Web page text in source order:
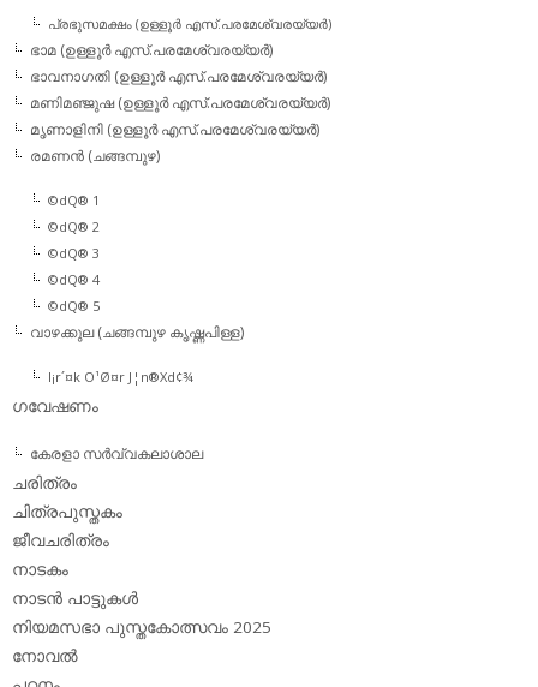
പ്രഭുസമക്ഷം (ഉള്ളൂര്‍ എസ്.പരമേശ്വരയ്യര്‍)
ഭാമ (ഉള്ളൂര്‍ എസ്.പരമേശ്വരയ്യര്‍)
ഭാവനാഗതി (ഉള്ളൂര്‍ എസ്.പരമേശ്വരയ്യര്‍)
മണിമഞ്ജുഷ (ഉള്ളൂര്‍ എസ്.പരമേശ്വരയ്യര്‍)
മൃണാളിനി (ഉള്ളൂര്‍ എസ്.പരമേശ്വരയ്യര്‍)
രമണന്‍ (ചങ്ങമ്പുഴ)
©dQ® 1
©dQ® 2
©dQ® 3
©dQ® 4
©dQ® 5
വാഴക്കുല (ചങ്ങമ്പുഴ കൃഷ്ണപിള്ള)
l¡r´¤k O¹Ø¤r J¦n®Xd¢¾
ഗവേഷണം
കേരളാ സര്‍വ്വകലാശാല
ചരിത്രം
ചിത്രപുസ്തകം
ജീവചരിത്രം
നാടകം
നാടന്‍ പാട്ടുകള്‍
നിയമസഭാ പുസ്തകോത്സവം 2025
നോവല്‍